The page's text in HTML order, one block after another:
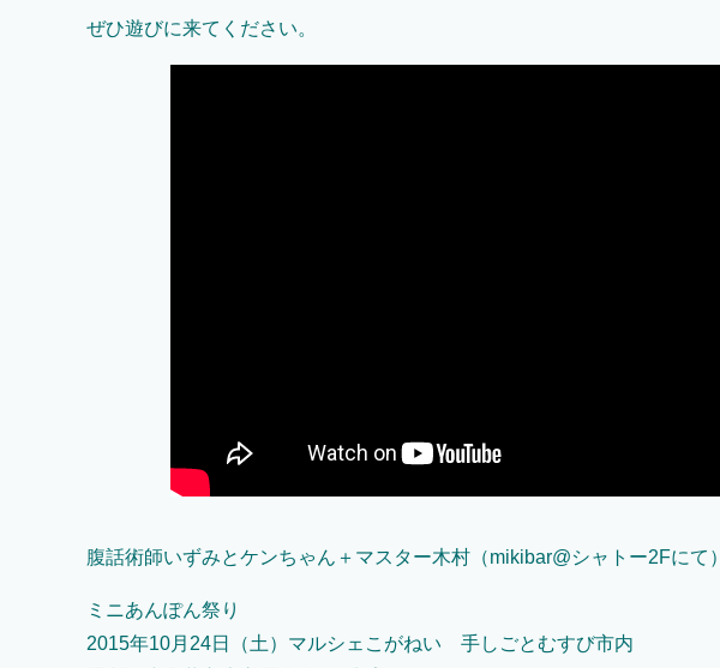
ぜひ遊びに来てください。
腹話術師いずみとケンちゃん＋マスター木村（mikibar@シャトー2Fにて）
ミニあんぽん祭り
2015年10月24日（土）マルシェこがねい 手しごとむすび市内